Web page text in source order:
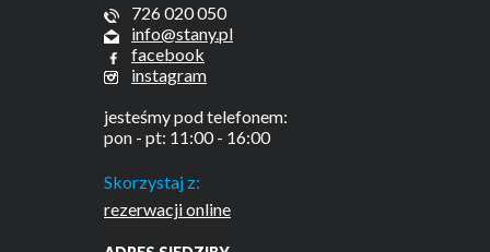
726 020 050
info@stany.pl
facebook
instagram
jesteśmy pod telefonem:
pon - pt: 11:00 - 16:00
Skorzystaj z:
rezerwacji online